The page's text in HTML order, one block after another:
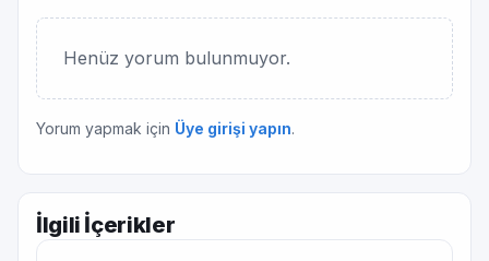
Henüz yorum bulunmuyor.
Yorum yapmak için Üye girişi yapın.
İlgili İçerikler